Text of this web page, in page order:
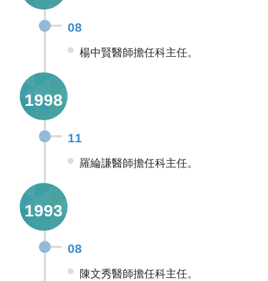
08
楊中賢醫師擔任科主任。
1998
11
羅綸謙醫師擔任科主任。
1993
08
陳文秀醫師擔任科主任。